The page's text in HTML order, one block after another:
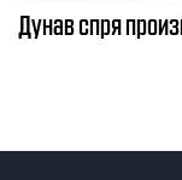
Дунав спря